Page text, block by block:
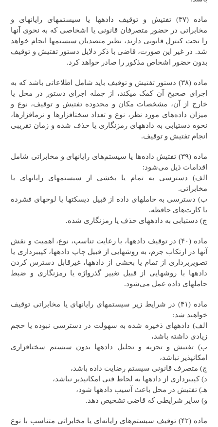
ماده (۳۷) تفتیش و توقیف داده‎ها یا سیستم‎های رایانه‎ای و
مخابراتی در حضور متصرفان قانونی یا اشخاصی که به نحوی آنها
را تحت کنترل قانونی دارند، نظیر متصدیان سیستم‎ها انجام خواهد
شد. در غیر این صورت، قاضی با ذکر دلایل دستور تفتیش و توقیف
بدون حضور اشخاص مذکور را صادر خواهد کرد.
ماده (۳۸) دستور تفتیش و توقیف باید شامل اطلاعاتی باشد که به
اجرای صحیح آن کمک می‎کند، از جمله اجرای دستور در محل یا
خارج از آن، مشخصات مکان و محدوده تفتیش و توقیف، نوع و
میزان داده‎‌های مورد نظر، نوع و تعداد سخت‎افزارها و نرم‎افزارها،‌
نحوه دستیابی به داده‎های رمزنگاری یا حذف شده و زمان تقریبی
انجام تفتیش و توقیف.
ماده (۳۹) تفتیش داده‌ها یا سیستم‌های رایانه‎ای و مخابراتی شامل
اقدامات ذیل می‌شود:
الف) دسترسی به تمام یا بخشی از سیستم‎های رایانه‎ای یا
مخابراتی.
ب) دسترسی به حامل‎های داده از قبیل دیسکت‎ها یا لوح‎های فشرده
یا کارت‌های حافظه.
ج) دستیابی به داده‎های حذف یا رمزنگاری شده.
ماده (۴۰) در توقیف داده‎ها، با رعایت تناسب، نوع، اهمیت و نقش
آنها در ارتکاب جرم، به روش‎هایی از قبیل چاپ داده‎ها، کپی‎برداری یا
تصویربرداری از تمام یا بخشی از داده‎ها، غیرقابل دسترس کردن
داده‎ها با روش‎هایی از قبیل تغییر گذرواژه یا رمزنگاری و ضبط
حامل‎های داده عمل می‌شود.
ماده (۴۱) در شرایط زیر سیستم‎های رایانه‎ای یا مخابراتی توقیف
خواهند شد:
الف) داده‎های ذخیره شده به سهولت در دسترسی نبوده یا حجم
زیادی داشته باشد،
ب) تفتیش و تجزیه و تحلیل داده‎ها بدون سیستم سخت‎افزاری
امکان‎پذیر نباشد،
ج) متصرف قانونی سیستم رضایت داده باشد،
د) کپی‎برداری از داده‎ها به لحاظ فنی امکان‎پذیر نباشد،
هـ) تفتیش در محل باعث آسیب‎ داده‎ها ‎شود،
و) سایر شرایطی که قاضی تشخیص ‎دهد.
ماده (۴۲) توقیف سیستم‌های رایانه‌ای یا مخابراتی متناسب با نوع